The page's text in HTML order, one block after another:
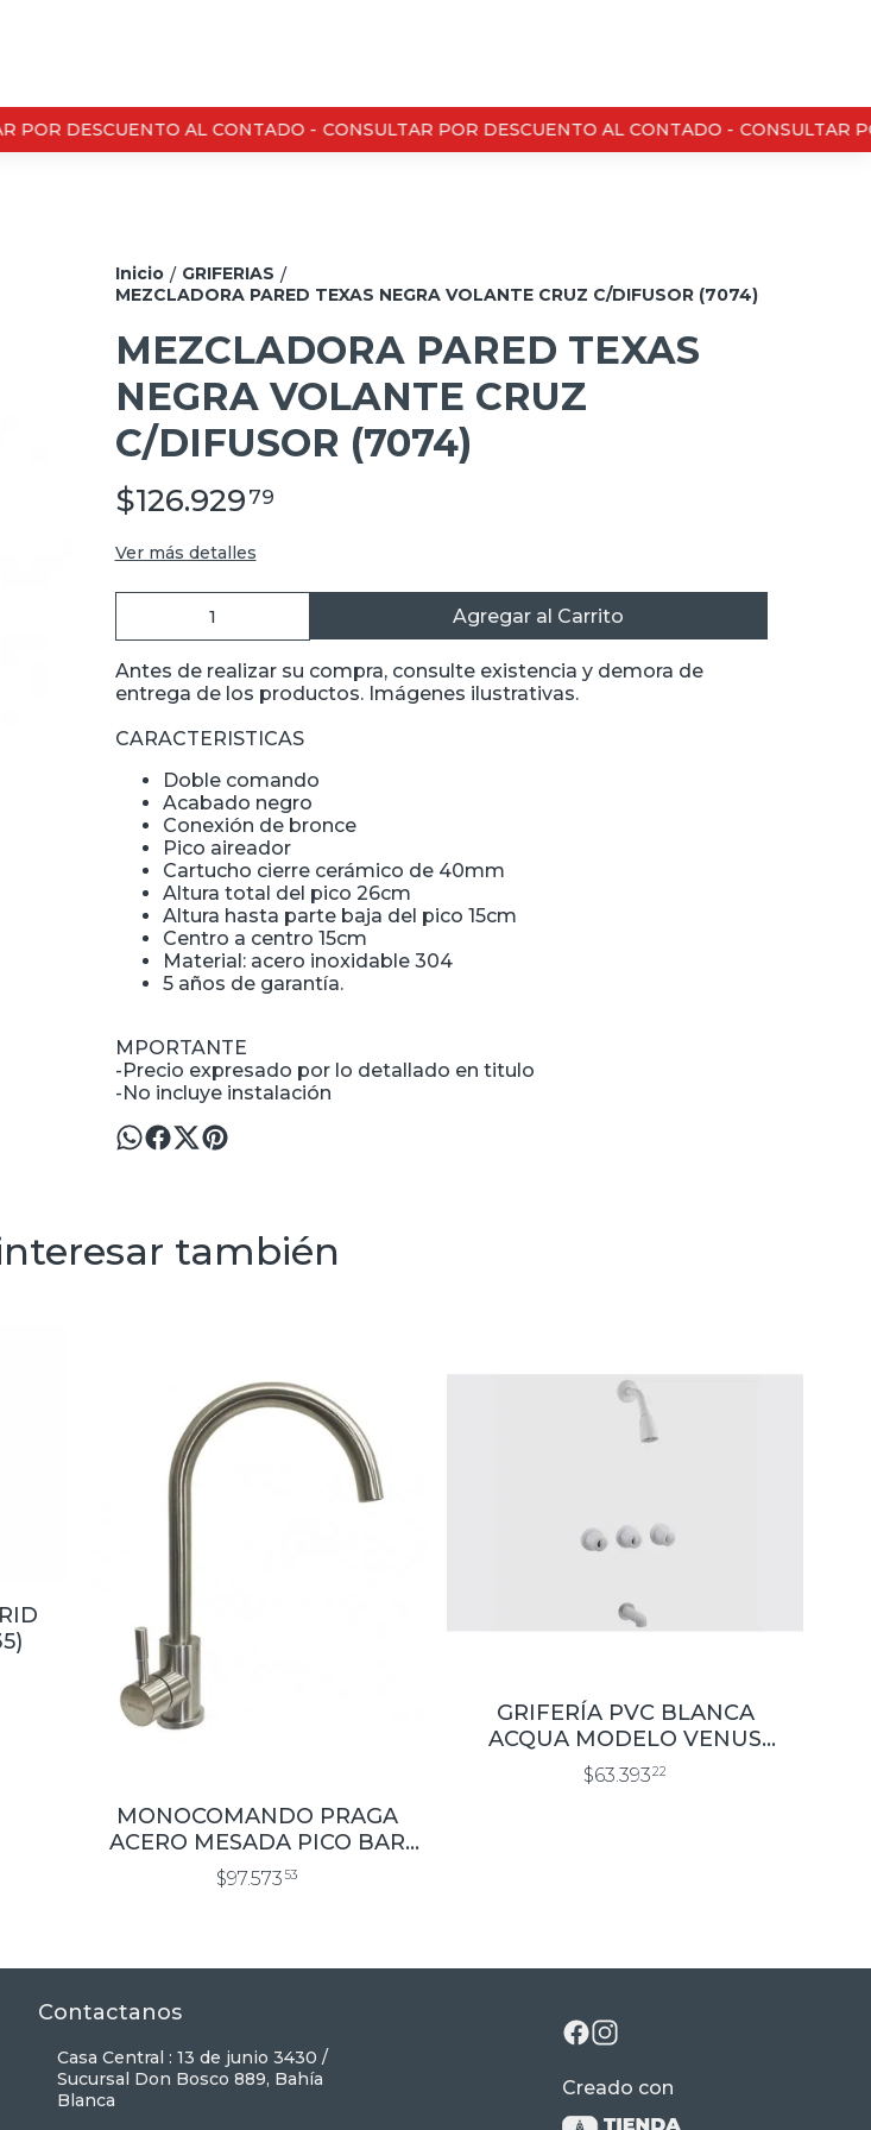
POR DESCUENTO AL CONTADO - CONSULTAR POR DESCUENTO AL CONTADO - CONSULTAR
Inicio / GRIFERIAS /
MEZCLADORA PARED TEXAS NEGRA VOLANTE CRUZ C/DIFUSOR (7074)
MEZCLADORA PARED TEXAS
NEGRA VOLANTE CRUZ
C/DIFUSOR (7074)
$126.929 79
Ver más detalles
Agregar al Carrito
Antes de realizar su compra, consulte existencia y demora de
entrega de los productos. Imágenes ilustrativas.
CARACTERISTICAS
Doble comando
Acabado negro
Conexión de bronce
Pico aireador
Cartucho cierre cerámico de 40mm
Altura total del pico 26cm
Altura hasta parte baja del pico 15cm
Centro a centro 15cm
Material: acero inoxidable 304
5 años de garantía.
MPORTANTE
-Precio expresado por lo detallado en titulo
-No incluye instalación
también
MONOCOMANDO PRAGA
ACERO MESADA PICO BAR
(7198)
$97.57353
GRIFERÍA PVC BLANCA
ACQUA MODELO VENUS
DUCHA CON TRANSF
$63.39322
Contactanos
Casa Central : 13 de junio 3430 /
Sucursal Don Bosco 889, Bahía
Blanca
Creado con